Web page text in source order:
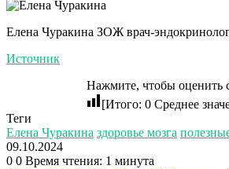
Елена Чуракина ЗОЖ врач-
Источник
Нажмите, чтобы оценить
[Итого: 0 Среднее
Теги
Елена Чуракина здоровье мозга
09.10.2024
0 0 Время чтения: 1 минута